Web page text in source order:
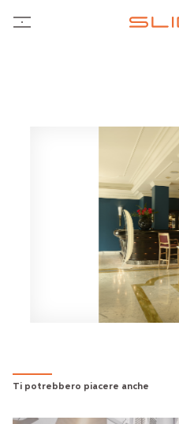
Ti potrebbero piacere anche